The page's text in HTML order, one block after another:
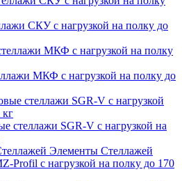
СКУ с нагрузкой на полку до
МКФ с нагрузкой на полку до
стеллажи SGR-V с нагрузкой на
Элементы Стеллажей